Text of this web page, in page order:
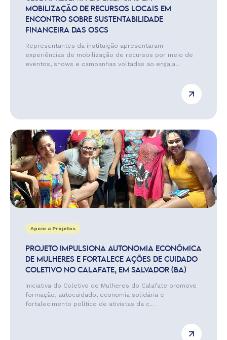
MOBILIZAÇÃO DE RECURSOS LOCAIS EM
ENCONTRO SOBRE SUSTENTABILIDADE
FINANCEIRA DAS OSCS
Representantes da instituição apresentaram
experiências de mobilização de recursos por meio de
eventos, shows e campanhas voltadas ao engaja...
Apoio a Projetos
PROJETO IMPULSIONA AUTONOMIA ECONÔMICA
DE MULHERES E FORTALECE AÇÕES DE CUIDADO
COLETIVO NO CALAFATE, EM SALVADOR (BA)
Iniciativa do Coletivo de Mulheres do Calafate promove
formação, autocuidado, economia solidária e
fortalecimento político de ativistas da c...